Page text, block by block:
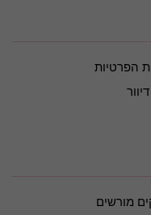
הפרטיות
מורשים